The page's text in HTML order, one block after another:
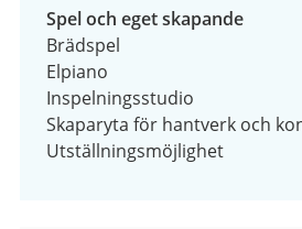
Spel och eget skapande
Brädspel
Elpiano
Inspelningsstudio
Skaparyta för hantverk och
Utställningsmöjlighet